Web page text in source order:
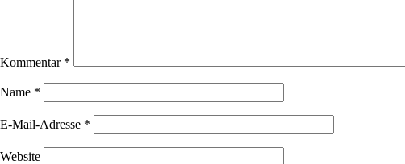
Kommentar *
Name *
E-Mail-Adresse *
Website